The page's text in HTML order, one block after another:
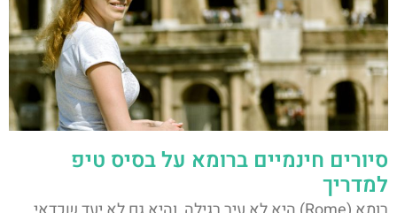
סיורים חינמיים ברומא על בסיס טיפ
למדריך